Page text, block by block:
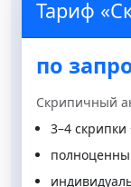
Тариф
по
Скрипичный
3–4 скрипки